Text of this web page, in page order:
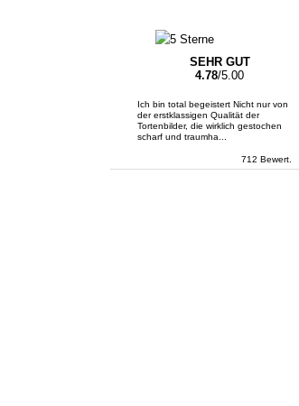
SEHR GUT
4.78/5.00
Ich bin total begeistert Nicht nur von
der erstklassigen Qualität der
Tortenbilder, die wirklich gestochen
scharf und traumha...
712 Bewert.